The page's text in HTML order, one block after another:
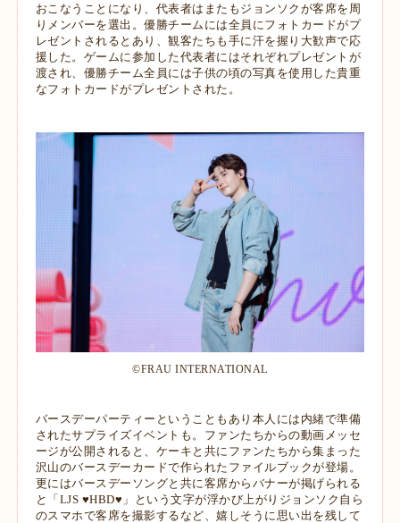
おこなうことになり、代表者はまたもジョンソクが客席を周
りメンバーを選出。優勝チームには全員にフォトカードがプ
レゼントされるとあり、観客たちも手に汗を握り大歓声で応
援した。ゲームに参加した代表者にはそれぞれプレゼントが
渡され、優勝チーム全員には子供の頃の写真を使用した貴重
なフォトカードがプレゼントされた。
©︎FRAU INTERNATIONAL
バースデーパーティーということもあり本人には内緒で準備
されたサプライズイベントも。ファンたちからの動画メッセ
ージが公開されると、ケーキと共にファンたちから集まった
沢山のバースデーカードで作られたファイルブックが登場。
更にはバースデーソングと共に客席からバナーが掲げられる
と「LJS ♥HBD♥」という文字が浮かび上がりジョンソク自ら
のスマホで客席を撮影するなど、嬉しそうに思い出を残して